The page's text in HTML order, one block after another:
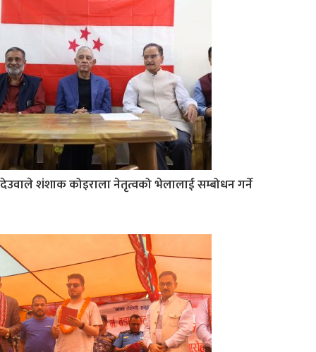
देउवाले शंशाक कोइराला नेतृत्वको भेलालाई सम्बोधन गर्ने